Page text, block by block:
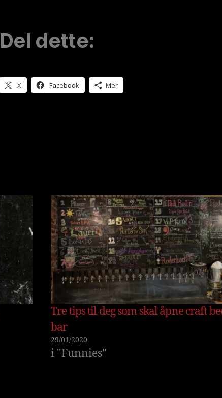
Del dette:
X Facebook Mer
Tre tips til deg som skal åpne craft
bar
29/01/2020
i "Funnies"